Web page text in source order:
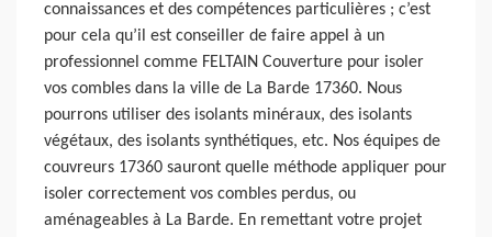
connaissances et des compétences particulières ; c’est
pour cela qu’il est conseiller de faire appel à un
professionnel comme FELTAIN Couverture pour isoler
vos combles dans la ville de La Barde 17360. Nous
pourrons utiliser des isolants minéraux, des isolants
végétaux, des isolants synthétiques, etc. Nos équipes de
couvreurs 17360 sauront quelle méthode appliquer pour
isoler correctement vos combles perdus, ou
aménageables à La Barde. En remettant votre projet